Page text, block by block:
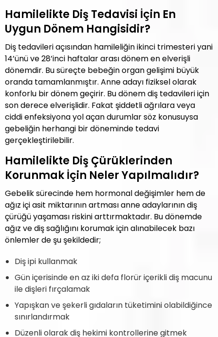
Hamilelikte Diş Tedavisi İçin En
Uygun Dönem Hangisidir?
Diş tedavileri açısından hamileliğin ikinci trimesteri yani
14’ünü ve 28’inci haftalar arası dönem en elverişli
dönemdir. Bu süreçte bebeğin organ gelişimi büyük
oranda tamamlanmıştır. Anne adayı fiziksel olarak
konforlu bir dönem geçirir. Bu dönem diş tedavileri için
son derece elverişlidir. Fakat şiddetli ağrılara veya
ciddi enfeksiyona yol açan durumlar söz konusuysa
gebeliğin herhangi bir döneminde tedavi
gerçekleştirilebilir.
Hamilelikte Diş Çürüklerinden
Korunmak İçin Neler Yapılmalıdır?
Gebelik sürecinde hem hormonal değişimler hem de
ağız içi asit miktarının artması anne adaylarının diş
çürüğü yaşaması riskini arttırmaktadır. Bu dönemde
ağız ve diş sağlığını korumak için alınabilecek bazı
önlemler de şu şekildedir;
Diş ipi kullanmak
Gün içerisinde en az iki defa florür içerikli diş macunu
ile dişleri fırçalamak
Yapışkan ve şekerli gıdaların tüketimini olabildiğince
sınırlandırmak
Düzenli olarak diş hekimi kontrollerine gitmek